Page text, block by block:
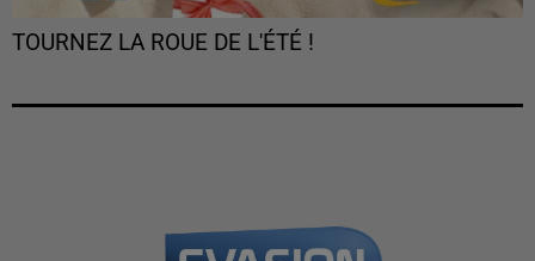
TOURNEZ LA ROUE DE L'ÉTÉ !